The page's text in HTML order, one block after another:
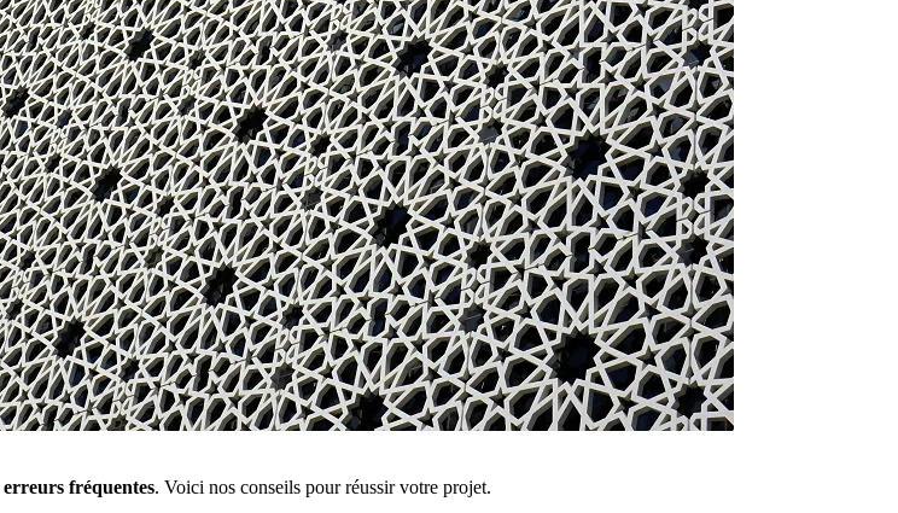
erreurs fréquentes. Voici nos conseils pour réussir votre projet.